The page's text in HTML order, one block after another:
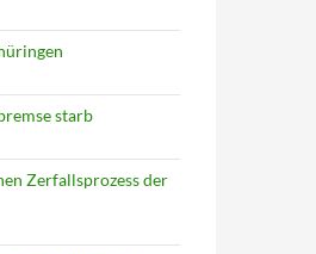
starb
Zerfallsprozess der